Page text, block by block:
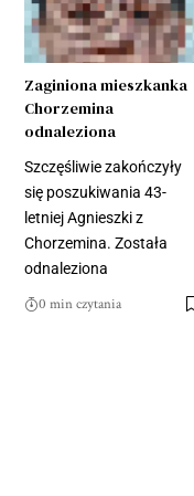
Zaginiona mieszkanka
Chorzemina
odnaleziona
Szczęśliwie zakończyły
się poszukiwania 43-
letniej Agnieszki z
Chorzemina. Została
odnaleziona
0 min czytania